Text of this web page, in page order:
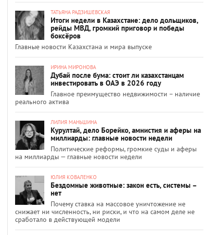
ТАТЬЯНА РАДЗИШЕВСКАЯ
Итоги недели в Казахстане: дело дольщиков,
рейды МВД, громкий приговор и победы
боксёров
Главные новости Казахстана и мира выпуске
ИРИНА МИРОНОВА
Дубай после бума: стоит ли казахстанцам
инвестировать в ОАЭ в 2026 году
Главное преимущество недвижимости – наличие
реального актива
ЛИЛИЯ МАНЬШИНА
Курултай, дело Борейко, амнистия и аферы на
миллиарды: главные новости недели
Политические реформы, громкие суды и аферы
на миллиарды — главные новости недели
ЮЛИЯ КОВАЛЕНКО
Бездомные животные: закон есть, системы –
нет
Почему ставка на массовое уничтожение не
снижает ни численность, ни риски, и что на самом деле не
сработало в действующей модели